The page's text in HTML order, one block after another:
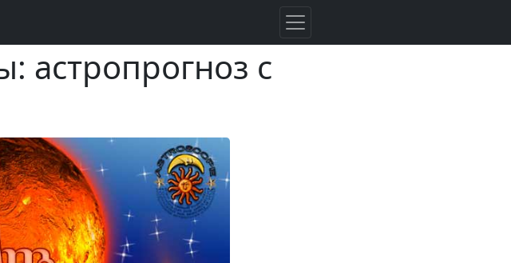
астропрогноз с